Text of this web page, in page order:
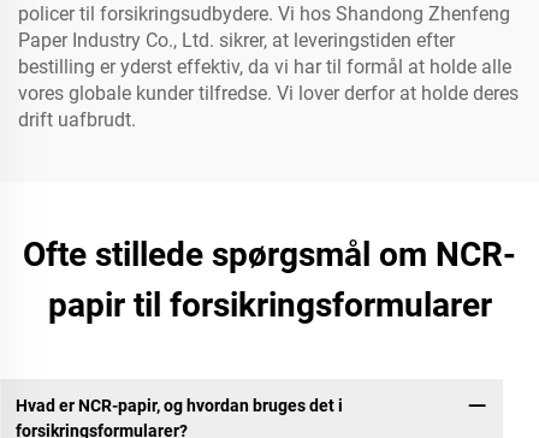
policer til forsikringsudbydere. Vi hos Shandong Zhenfeng
Paper Industry Co., Ltd. sikrer, at leveringstiden efter
bestilling er yderst effektiv, da vi har til formål at holde alle
vores globale kunder tilfredse. Vi lover derfor at holde deres
drift uafbrudt.
Ofte stillede spørgsmål om NCR-
papir til forsikringsformularer
Hvad er NCR-papir, og hvordan bruges det i
forsikringsformularer?